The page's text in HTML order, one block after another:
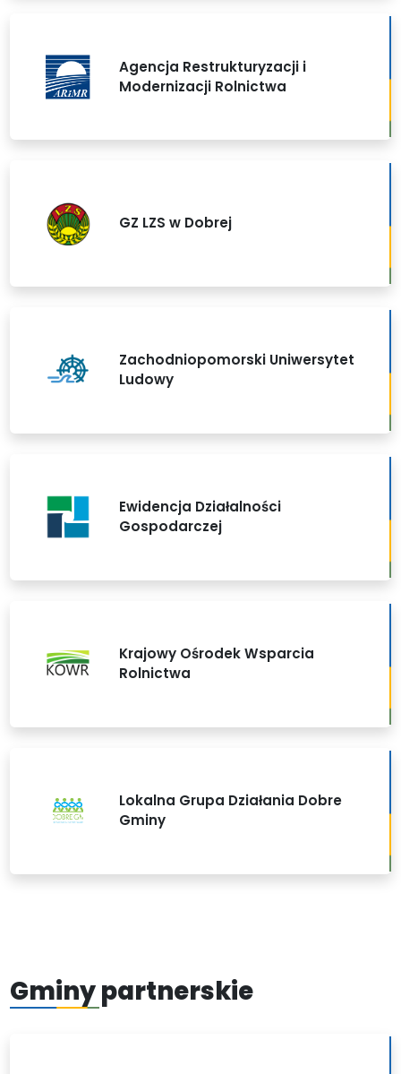
Agencja Restrukturyzacji i
Modernizacji Rolnictwa
GZ LZS w Dobrej
Zachodniopomorski Uniwersytet
Ludowy
Ewidencja Działalności
Gospodarczej
Krajowy Ośrodek Wsparcia
Rolnictwa
Lokalna Grupa Działania Dobre
Gminy
Gminy partnerskie